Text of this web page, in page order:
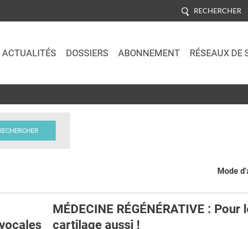
RECHERCHER
ACTUALITÉS DOSSIERS ABONNEMENT RÉSEAUX DE
Mode
MÉDECINE RÉGÉNÉRATIVE : Pour
cartilage aussi !